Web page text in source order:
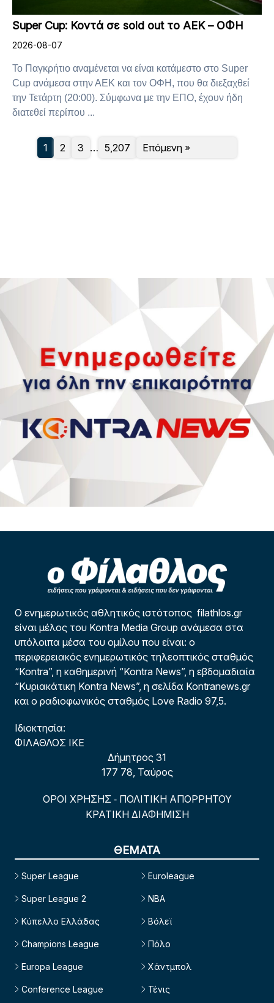
Super Cup: Κοντά σε sold out το ΑΕΚ – ΟΦΗ
2026-08-07
Το Παγκρήτιο αναμένεται να είναι κατάμεστο στο Super
Cup ανάμεσα στην ΑΕΚ και τον ΟΦΗ, που θα διεξαχθεί
την Τετάρτη (20:00). Σύμφωνα με την ΕΠΟ, έχουν ήδη
διατεθεί περίπου ...
1 2 3 … 5,207 Επόμενη »
Ο ενημερωτικός αθλητικός ιστότοπος filathlos.gr
είναι μέλος του Kontra Media Group ανάμεσα στα
υπόλοιπα μέσα του ομίλου που είναι: ο
περιφερειακός ενημερωτικός τηλεοπτικός σταθμός
“Kontra”, η καθημερινή “Kontra News”, η εβδομαδιαία
“Κυριακάτικη Kontra News”, η σελίδα Kontranews.gr
και ο ραδιοφωνικός σταθμός Love Radio 97,5.
Ιδιοκτησία:
ΦΙΛΑΘΛΟΣ ΙΚΕ
Δήμητρος 31
177 78, Ταύρος
ΟΡΟΙ ΧΡΗΣΗΣ - ΠΟΛΙΤΙΚΗ ΑΠΟΡΡΗΤΟΥ
ΚΡΑΤΙΚΗ ΔΙΑΦΗΜΙΣΗ
ΘΕΜΑΤΑ
Super League
Super League 2
Κύπελλο Ελλάδας
Champions League
Europa League
Conference League
Euroleague
NBA
Βόλεϊ
Πόλο
Χάντμπολ
Τένις